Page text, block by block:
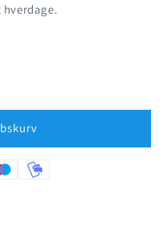
hverdage.